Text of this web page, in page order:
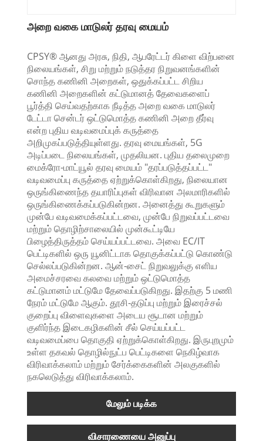
அறை வகை மாடுலர் தரவு மையம்
CPSY® ஆனது அரசு, நிதி, ஆபரேட்டர் கிளை விற்பனை
நிலையங்கள், சிறு மற்றும் நடுத்தர நிறுவனங்களின்
சொந்த கணினி அறைகள், ஒதுக்கப்பட்ட சிறிய
கணினி அறைகளின் கட்டுமானத் தேவைகளைப்
பூர்த்தி செய்வதற்காக நீடித்த அறை வகை மாடுலர்
டேட்டா சென்டர் ஒட்டுமொத்த கணினி அறை தீர்வு
என்ற புதிய வடிவமைப்புக் கருத்தை
அறிமுகப்படுத்தியுள்ளது. தரவு மையங்கள், 5G
அடிப்படை நிலையங்கள், முதலியன. புதிய தலைமுறை
மைக்ரோ-மாட்யூல் தரவு மையம் "தரப்படுத்தப்பட்ட"
வடிவமைப்பு கருத்தை ஏற்றுக்கொள்கிறது, நிலையான
ஒருங்கிணைந்த தயாரிப்புகள் விரிவான அலமாரிகளில்
ஒருங்கிணைக்கப்படுகின்றன. அனைத்து கூறுகளும்
முன்பே வடிவமைக்கப்பட்டவை, முன்பே நிறுவப்பட்டவை
மற்றும் தொழிற்சாலையில் முன்கூட்டியே
பிழைத்திருத்தம் செய்யப்பட்டவை. அவை EC/IT
பெட்டிகளில் ஒரு யூனிட்டாக தொகுக்கப்பட்டு கொண்டு
செல்லப்படுகின்றன. ஆன்-சைட் நிறுவலுக்கு எளிய
அமைச்சரவை கலவை மற்றும் ஒட்டுமொத்த
கட்டுமானம் மட்டுமே தேவைப்படுகிறது. இதற்கு 5 மணி
நேரம் மட்டுமே ஆகும். தூசி-தடுப்பு மற்றும் இரைச்சல்
குறைப்பு விளைவுகளை அடைய சூடான மற்றும்
குளிர்ந்த இடைகழிகளின் சீல் செய்யப்பட்ட
வடிவமைப்பை தொகுதி ஏற்றுக்கொள்கிறது. இருபுறமும்
உள்ள தகவல் தொழில்நுட்ப பெட்டிகளை நெகிழ்வாக
விரிவாக்கலாம் மற்றும் சேர்க்கைகளின் அலகுகளில்
நகலெடுத்து விரிவாக்கலாம்.
மேலும் படிக்க
விசாரணையை அனுப்பு